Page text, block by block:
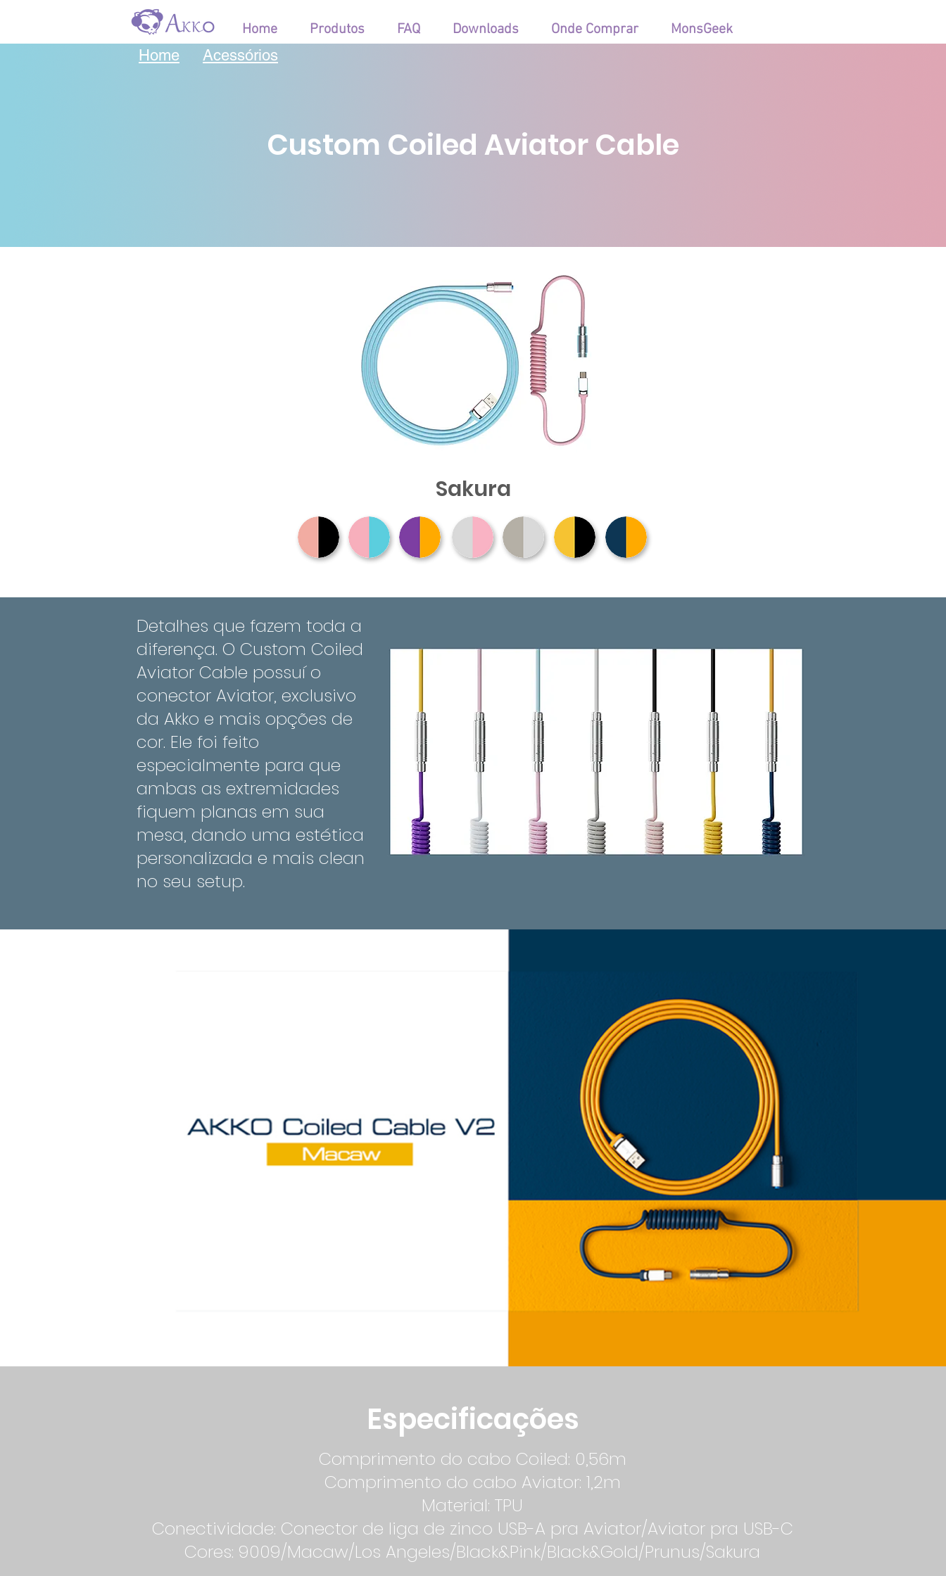
Home Produtos FAQ Downloads Onde Comprar MonsGeek
Custom Coiled Aviator Cable
Home Acessórios
Sakura
Detalhes que fazem toda a
diferença. O Custom Coiled
Aviator Cable possuí o
conector Aviator, exclusivo
da Akko e mais opções de
cor. Ele foi feito
especialmente para que
ambas as extremidades
fiquem planas em sua
mesa, dando uma estética
personalizada e mais clean
no seu setup.
Especificações
Comprimento do cabo Coiled: 0,56m
Comprimento do cabo Aviator: 1,2m
Material: TPU
Conectividade: Conector de liga de zinco USB-A pra Aviator/Aviator pra USB-C
Cores: 9009/Macaw/Los Angeles/Black&Pink/Black&Gold/Prunus/Sakura